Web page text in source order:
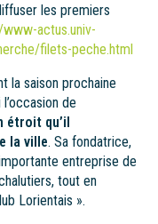
les premiers
actus.univ-
filets-peche.html
la saison prochaine
de
étroit qu’il
la ville. Sa fondatrice,
entreprise de
tout en
Lorientais ».